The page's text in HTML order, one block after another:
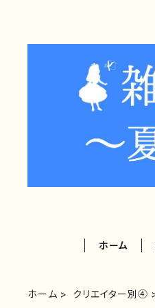
ホーム
ホーム クリエイター別④